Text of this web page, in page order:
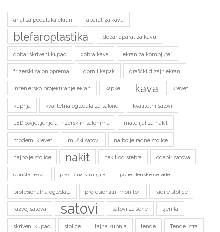
analiza podataka ekran aparat za kavu
blefaroplastika dobar aparat za kavu
dobar skriveni kupac dobra kava ekran za kompjuter
frizerski salon oprema gornji kapak grafički dizajn ekran
inženjersko projektiranje ekran kapke kava kreveti
kupnja kvalitetna ogledala za salone kvalitetni satovi
LED osvjetljenje u frizerskim salonima materijal za nakit
moderni kreveti muški satovi najbolje radne stolice
najbolje stolice nakit nakit od srebra odabir satova
opuštene oči plastična kirurgija polietilenske cerade
profesionalna ogledala profesionalni monitori radne stolice
razvoj satova satovi satovi za žene sjenila
skriveni kupac stolice tajna kupnja tende Tende Istra